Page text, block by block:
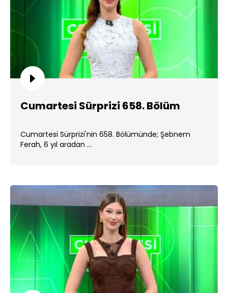
Cumartesi Sürprizi 658. Bölüm
Cumartesi Sürprizi'nin 658. Bölümünde; Şebnem
Ferah, 6 yıl aradan ...